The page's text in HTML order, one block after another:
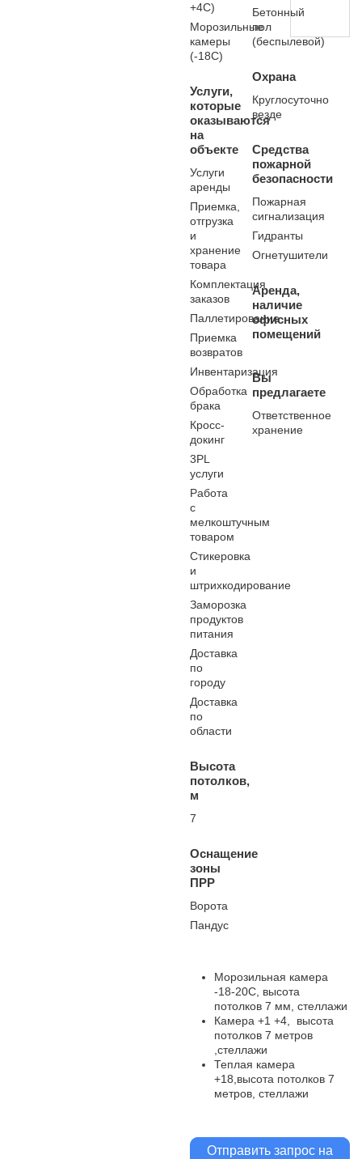
+4С)
Морозильные
камеры
(-18С)
Услуги,
которые
оказываются
на
объекте
Услуги
аренды
Приемка,
отгрузка
и
хранение
товара
Комплектация
заказов
Паллетирование
Приемка
возвратов
Инвентаризация
Обработка
брака
Кросс-
докинг
3PL
услуги
Работа
с
мелкоштучным
товаром
Стикеровка
и
штрихкодирование
Заморозка
продуктов
питания
Доставка
по
городу
Доставка
по
области
Высота
потолков,
м
7
Оснащение
зоны
ПРР
Ворота
Пандус
Бетонный
пол
(беспылевой)
Охрана
Круглосуточно
везде
Средства
пожарной
безопасности
Пожарная
сигнализация
Гидранты
Огнетушители
Аренда,
наличие
офисных
помещений
Вы
предлагаете
Ответственное
хранение
Морозильная камера
-18-20С, высота
потолков 7 мм, стеллажи
Камера +1 +4, высота
потолков 7 метров
,стеллажи
Теплая камера
+18,высота потолков 7
метров, стеллажи
Отправить запрос на